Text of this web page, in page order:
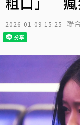
2026-01-09 15:25 聯